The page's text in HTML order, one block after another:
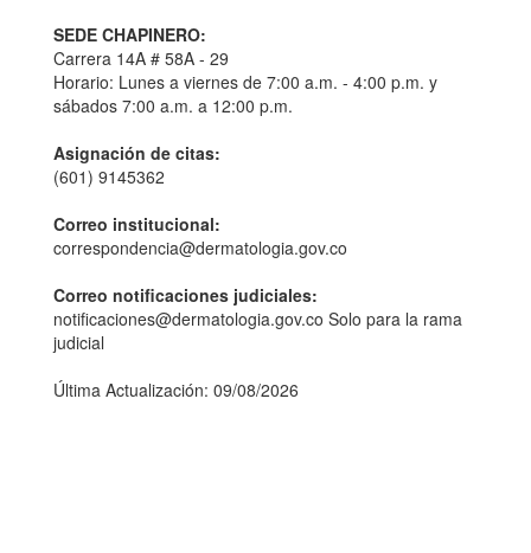
SEDE CHAPINERO:
Carrera 14A # 58A - 29
Horario: Lunes a viernes de 7:00 a.m. - 4:00 p.m. y
sábados 7:00 a.m. a 12:00 p.m.
Asignación de citas:
(601) 9145362
Correo institucional:
correspondencia@dermatologia.gov.co
Correo notificaciones judiciales:
notificaciones@dermatologia.gov.co Solo para la rama
judicial
Última Actualización: 09/08/2026